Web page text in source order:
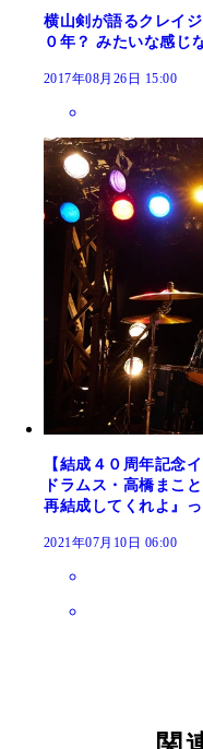
横山剣が語るクレイ
０年？ みたいな感じ
2017年08月26日 15:00
【結成４０周年記念
ドラムス・高橋まこ
再結成してくれよ』
2021年07月10日 06:00